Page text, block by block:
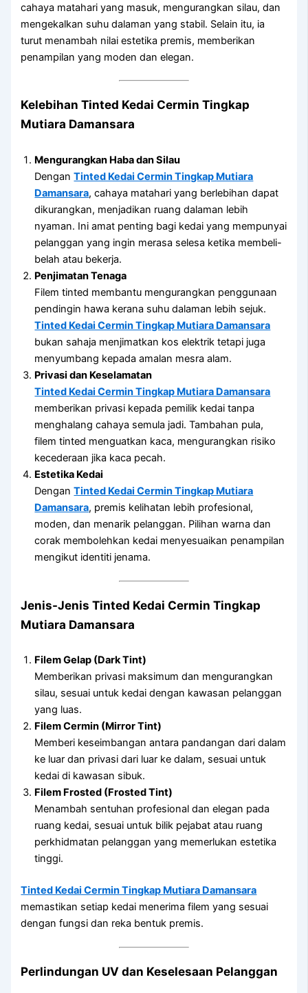
cahaya matahari yang masuk, mengurangkan silau, dan
mengekalkan suhu dalaman yang stabil. Selain itu, ia
turut menambah nilai estetika premis, memberikan
penampilan yang moden dan elegan.
KelebihanTinted Kedai Cermin Tingkap
Mutiara Damansara
Mengurangkan Haba dan Silau
DenganTinted Kedai Cermin Tingkap Mutiara
Damansara, cahaya matahari yang berlebihan dapat
dikurangkan, menjadikan ruang dalaman lebih
nyaman. Ini amat penting bagi kedai yang mempunyai
pelanggan yang ingin merasa selesa ketika membeli-
belah atau bekerja.
Penjimatan Tenaga
Filem tinted membantu mengurangkan penggunaan
pendingin hawa kerana suhu dalaman lebih sejuk.
Tinted Kedai Cermin Tingkap Mutiara Damansara
bukan sahaja menjimatkan kos elektrik tetapi juga
menyumbang kepada amalan mesra alam.
Privasi dan Keselamatan
Tinted Kedai Cermin Tingkap Mutiara Damansara
memberikan privasi kepada pemilik kedai tanpa
menghalang cahaya semula jadi. Tambahan pula,
filem tinted menguatkan kaca, mengurangkan risiko
kecederaan jika kaca pecah.
Estetika Kedai
DenganTinted Kedai Cermin Tingkap Mutiara
Damansara, premis kelihatan lebih profesional,
moden, dan menarik pelanggan. Pilihan warna dan
corak membolehkan kedai menyesuaikan penampilan
mengikut identiti jenama.
Jenis-JenisTinted Kedai Cermin Tingkap
Mutiara Damansara
Filem Gelap (Dark Tint)
Memberikan privasi maksimum dan mengurangkan
silau, sesuai untuk kedai dengan kawasan pelanggan
yang luas.
Filem Cermin (Mirror Tint)
Memberi keseimbangan antara pandangan dari dalam
ke luar dan privasi dari luar ke dalam, sesuai untuk
kedai di kawasan sibuk.
Filem Frosted (Frosted Tint)
Menambah sentuhan profesional dan elegan pada
ruang kedai, sesuai untuk bilik pejabat atau ruang
perkhidmatan pelanggan yang memerlukan estetika
tinggi.
Tinted Kedai Cermin Tingkap Mutiara Damansara
memastikan setiap kedai menerima filem yang sesuai
dengan fungsi dan reka bentuk premis.
Perlindungan UV dan Keselesaan Pelanggan